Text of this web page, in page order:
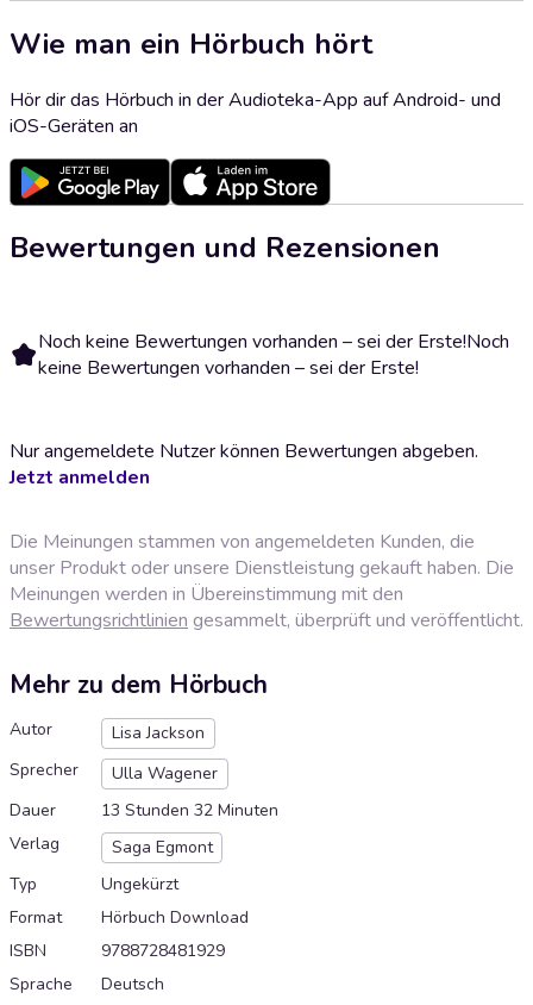
Wie man ein Hörbuch hört
Hör dir das Hörbuch in der Audioteka-App auf Android- und
iOS-Geräten an
Bewertungen und Rezensionen
Noch keine Bewertungen vorhanden – sei der Erste!Noch
keine Bewertungen vorhanden – sei der Erste!
Nur angemeldete Nutzer können Bewertungen abgeben.
Jetzt anmelden
Die Meinungen stammen von angemeldeten Kunden, die
unser Produkt oder unsere Dienstleistung gekauft haben. Die
Meinungen werden in Übereinstimmung mit den
Bewertungsrichtlinien gesammelt, überprüft und veröffentlicht.
Mehr zu dem Hörbuch
Autor
Lisa Jackson
Sprecher
Ulla Wagener
Dauer
13 Stunden 32 Minuten
Verlag
Saga Egmont
Typ
Ungekürzt
Format
Hörbuch Download
ISBN
9788728481929
Sprache
Deutsch